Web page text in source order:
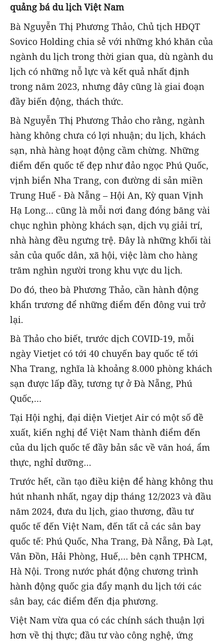
quảng bá du lịch Việt Nam
Bà Nguyễn Thị Phương Thảo, Chủ tịch HĐQT
Sovico Holding chia sẻ với những khó khăn của
ngành du lịch trong thời gian qua, dù ngành du
lịch có những nỗ lực và kết quả nhất định
trong năm 2023, nhưng đây cũng là giai đoạn
đầy biến động, thách thức.
Bà Nguyễn Thị Phương Thảo cho rằng, ngành
hàng không chưa có lợi nhuận; du lịch, khách
sạn, nhà hàng hoạt động cầm chừng. Những
điểm đến quốc tế đẹp như đảo ngọc Phú Quốc,
vịnh biển Nha Trang, con đường di sản miền
Trung Huế - Đà Nẵng – Hội An, Kỳ quan Vịnh
Hạ Long… cũng là mỗi nơi đang đóng băng vài
chục nghìn phòng khách sạn, dịch vụ giải trí,
nhà hàng đều ngưng trệ. Đây là những khối tài
sản của quốc dân, xã hội, việc làm cho hàng
trăm nghìn người trong khu vực du lịch.
Do đó, theo bà Phương Thảo, cần hành động
khẩn trương để những điểm đến đông vui trở
lại.
Bà Thảo cho biết, trước dịch COVID-19, mỗi
ngày Vietjet có tới 40 chuyến bay quốc tế tới
Nha Trang, nghĩa là khoảng 8.000 phòng khách
sạn được lấp đầy, tương tự ở Đà Nẵng, Phú
Quốc,…
Tại Hội nghị, đại diện Vietjet Air có một số đề
xuất, kiến nghị để Việt Nam thành điểm đến
của du lịch quốc tế đầy bản sắc về văn hoá, ẩm
thực, nghỉ dưỡng…
Trước hết, cần tạo điều kiện để hàng không thu
hút nhanh nhất, ngay dịp tháng 12/2023 và đầu
năm 2024, đưa du lịch, giao thương, đầu tư
quốc tế đến Việt Nam, đến tất cả các sân bay
quốc tế: Phú Quốc, Nha Trang, Đà Nẵng, Đà Lạt,
Vân Đồn, Hải Phòng, Huế,… bên cạnh TPHCM,
Hà Nội. Trong nước phát động chương trình
hành động quốc gia đẩy mạnh du lịch tới các
sân bay, các điểm đến địa phương.
Việt Nam vừa qua có các chính sách thuận lợi
hơn về thị thực; đầu tư vào công nghệ, ứng